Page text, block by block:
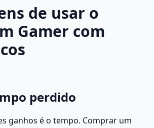
de usar o
Gamer com
perdido
ganhos é o tempo. Comprar um